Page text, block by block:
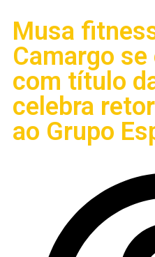
Musa
Camargo
com título
celebra
ao Grupo